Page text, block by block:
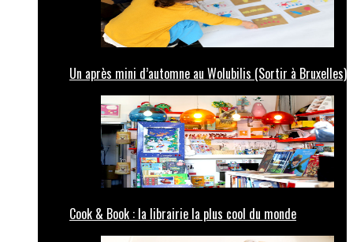
Un après mini d’automne au Wolubilis (Sortir à Bruxelles)
Cook & Book : la librairie la plus cool du monde